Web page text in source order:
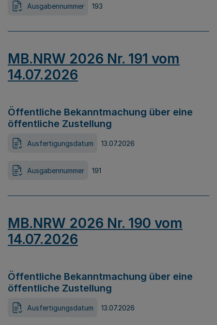
Ausgabennummer 193
MB.NRW 2026 Nr. 191 vom
14.07.2026
Öffentliche Bekanntmachung über eine
öffentliche Zustellung
Ausfertigungsdatum 13.07.2026
Ausgabennummer 191
MB.NRW 2026 Nr. 190 vom
14.07.2026
Öffentliche Bekanntmachung über eine
öffentliche Zustellung
Ausfertigungsdatum 13.07.2026